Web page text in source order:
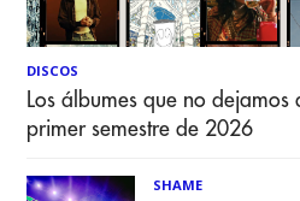
DISCOS
Los álbumes que no dejamos
primer semestre de 2026
SHAME